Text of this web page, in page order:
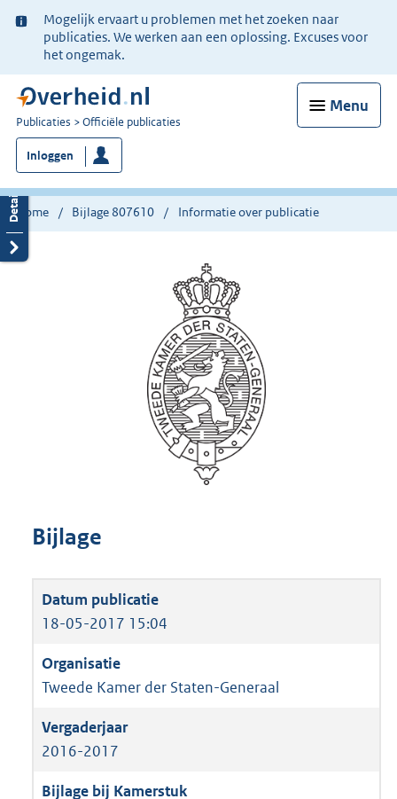
Ter
informatie:
Mogelijk ervaart u problemen met het zoeken naar
publicaties. We werken aan een oplossing. Excuses voor
het ongemak.
Menu
U
bent
nu
hier:
Publicaties Officiële publicaties
Inloggen
Home Bijlage 807610 Informatie over publicatie
Bijlage
18-05-2017 15:04
Tweede Kamer der Staten-Generaal
2016-2017